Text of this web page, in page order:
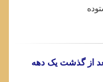
از گذشت یک دهه